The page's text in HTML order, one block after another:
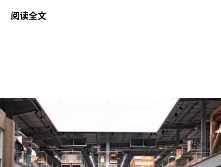
在支持地中海沿岸地区艺术家创作新的影像艺术作
他的作品将城市空间视为承载着记忆、监视与控制
体系的活体。他常驻巴黎和雅典，其作品曾在纽约
现代艺术博物馆和伦敦当代艺术中心展出。
哈恩·内夫肯基金会是一家专注于影像艺术创作的非
营利组织，致力于扶持新兴及中生代影像艺术家。
阅读全文